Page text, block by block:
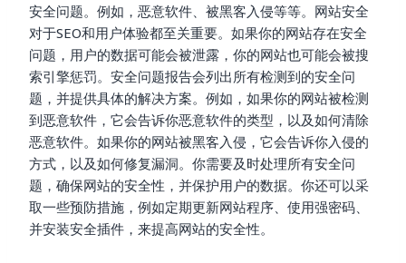
安全问题。例如，恶意软件、被黑客入侵等等。网站安全
对于SEO和用户体验都至关重要。如果你的网站存在安全
问题，用户的数据可能会被泄露，你的网站也可能会被搜
索引擎惩罚。安全问题报告会列出所有检测到的安全问
题，并提供具体的解决方案。例如，如果你的网站被检测
到恶意软件，它会告诉你恶意软件的类型，以及如何清除
恶意软件。如果你的网站被黑客入侵，它会告诉你入侵的
方式，以及如何修复漏洞。你需要及时处理所有安全问
题，确保网站的安全性，并保护用户的数据。你还可以采
取一些预防措施，例如定期更新网站程序、使用强密码、
并安装安全插件，来提高网站的安全性。